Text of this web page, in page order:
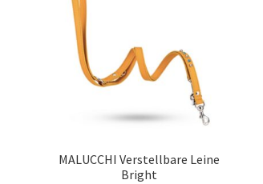
MALUCCHI Verstellbare Leine
Bright